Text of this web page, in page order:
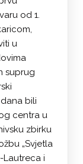
od 1.
u
suprug
bili
centra u
zbirku
„Svjetla
Lautreca i